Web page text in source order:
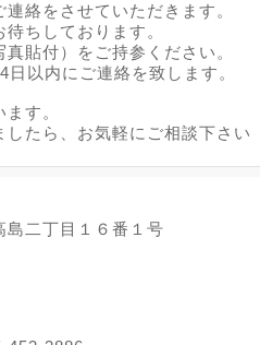
絡をさせていただきます。
ちしております。
貼付）をご持参ください。
以内にご連絡を致します。
す。
たら、お気軽にご相談下さい
島二丁目１６番１号